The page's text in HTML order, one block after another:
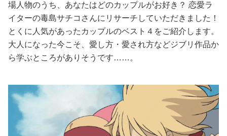
ファッション
恋愛/結婚/離婚
妊娠/出産/家族
場人物のうち、あなたはどのカップルがお好き？ 恋愛ラ
イターの毒島サチコさんにリサーチしていただきました！
とくに人気があったカップルのベスト４をご紹介します。
大人になった今こそ、愛し方・愛され方などジブリ作品か
ら学ぶところがありそうです……。